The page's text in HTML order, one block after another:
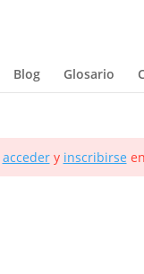
Blog Glosario
accedery inscribirse